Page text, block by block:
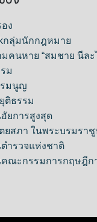
ง
กลุ่มนักกฎหมาย
คนหาย “สมชาย นีละ
ม
รมนูญ
ติธรรม
ยการสูงสุด
ยสภา ในพระบรมรา
ำรวจแห่งชาติ
คณะกรรมการกฤษฎีก